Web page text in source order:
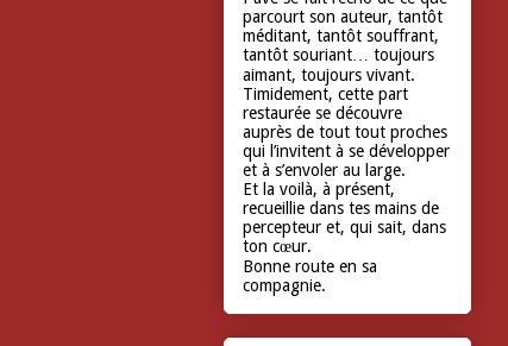
parcourt son auteur, tantôt
méditant, tantôt souffrant,
tantôt souriant… toujours
aimant, toujours vivant.
Timidement, cette part
restaurée se découvre
auprès de tout tout proches
qui l’invitent à se développer
et à s’envoler au large.
Et la voilà, à présent,
recueillie dans tes mains de
percepteur et, qui sait, dans
ton cœur.
Bonne route en sa
compagnie.